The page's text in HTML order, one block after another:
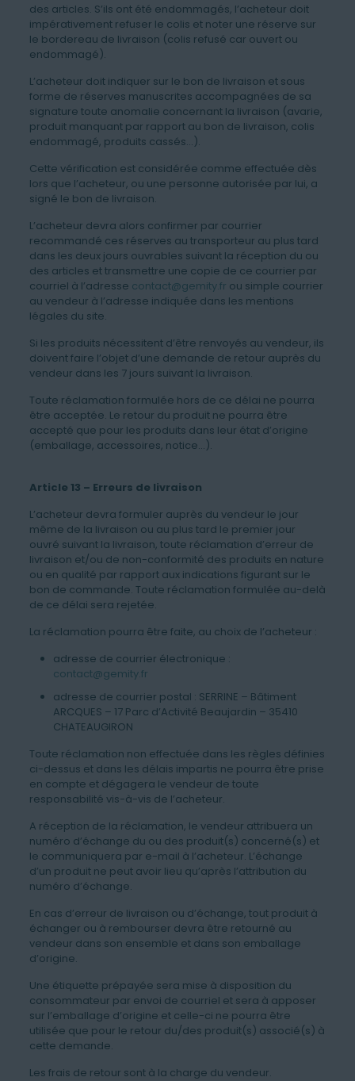
des articles. S’ils ont été endommagés, l’acheteur doit
impérativement refuser le colis et noter une réserve sur
le bordereau de livraison (colis refusé car ouvert ou
endommagé).
L’acheteur doit indiquer sur le bon de livraison et sous
forme de réserves manuscrites accompagnées de sa
signature toute anomalie concernant la livraison (avarie,
produit manquant par rapport au bon de livraison, colis
endommagé, produits cassés…).
Cette vérification est considérée comme effectuée dès
lors que l’acheteur, ou une personne autorisée par lui, a
signé le bon de livraison.
L’acheteur devra alors confirmer par courrier
recommandé ces réserves au transporteur au plus tard
dans les deux jours ouvrables suivant la réception du ou
des articles et transmettre une copie de ce courrier par
courriel à l’adresse contact@gemity.fr ou simple courrier
au vendeur à l’adresse indiquée dans les mentions
légales du site.
Si les produits nécessitent d’être renvoyés au vendeur, ils
doivent faire l’objet d’une demande de retour auprès du
vendeur dans les 7 jours suivant la livraison.
Toute réclamation formulée hors de ce délai ne pourra
être acceptée. Le retour du produit ne pourra être
accepté que pour les produits dans leur état d’origine
(emballage, accessoires, notice…).
Article 13 – Erreurs de livraison
L’acheteur devra formuler auprès du vendeur le jour
même de la livraison ou au plus tard le premier jour
ouvré suivant la livraison, toute réclamation d’erreur de
livraison et/ou de non-conformité des produits en nature
ou en qualité par rapport aux indications figurant sur le
bon de commande. Toute réclamation formulée au-delà
de ce délai sera rejetée.
La réclamation pourra être faite, au choix de l’acheteur :
adresse de courrier électronique :
contact@gemity.fr
adresse de courrier postal : SERRINE – Bâtiment
ARCQUES – 17 Parc d’Activité Beaujardin – 35410
CHATEAUGIRON
Toute réclamation non effectuée dans les règles définies
ci-dessus et dans les délais impartis ne pourra être prise
en compte et dégagera le vendeur de toute
responsabilité vis-à-vis de l’acheteur.
A réception de la réclamation, le vendeur attribuera un
numéro d’échange du ou des produit(s) concerné(s) et
le communiquera par e-mail à l’acheteur. L’échange
d’un produit ne peut avoir lieu qu’après l’attribution du
numéro d’échange.
En cas d’erreur de livraison ou d’échange, tout produit à
échanger ou à rembourser devra être retourné au
vendeur dans son ensemble et dans son emballage
d’origine.
Une étiquette prépayée sera mise à disposition du
consommateur par envoi de courriel et sera à apposer
sur l’emballage d’origine et celle-ci ne pourra être
utilisée que pour le retour du/des produit(s) associé(s) à
cette demande.
Les frais de retour sont à la charge du vendeur.